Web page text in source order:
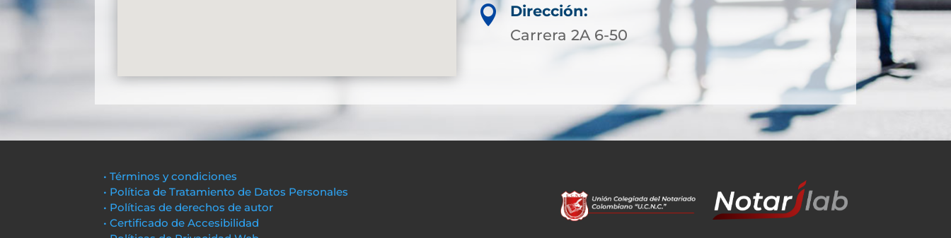

Dirección:
Carrera 2A 6-50
• Términos y condiciones
• Política de Tratamiento de Datos Personales
• Políticas de derechos de autor
• Certificado de Accesibilidad